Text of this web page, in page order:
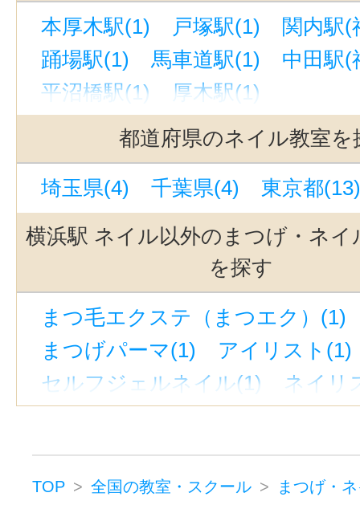
本厚木駅(1) 戸塚駅(1)
関内駅(
踊場駅(1)
馬車道駅(1)
中田駅(
平沼橋駅(1)
厚木駅(1)
都道府県のネイル教室を
埼玉県(4) 千葉県(4)
東京都(13)
横浜駅 ネイル以外のまつげ・ネイ
を探す
まつ毛エクステ（まつエク）(1)
まつげパーマ(1)
アイリスト(1)
セルフジェルネイル(1)
ネイリ
TOP 全国の教室・スクール まつげ・